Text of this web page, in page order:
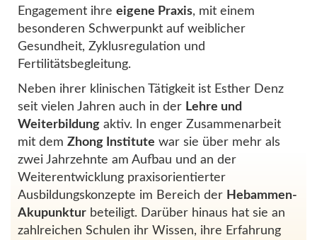
Engagement ihre eigene Praxis, mit einem
besonderen Schwerpunkt auf weiblicher
Gesundheit, Zyklusregulation und
Fertilitätsbegleitung.
Neben ihrer klinischen Tätigkeit ist Esther Denz
seit vielen Jahren auch in der Lehre und
Weiterbildung aktiv. In enger Zusammenarbeit
mit dem Zhong Institute war sie über mehr als
zwei Jahrzehnte am Aufbau und an der
Weiterentwicklung praxisorientierter
Ausbildungskonzepte im Bereich der Hebammen-
Akupunktur beteiligt. Darüber hinaus hat sie an
zahlreichen Schulen ihr Wissen, ihre Erfahrung